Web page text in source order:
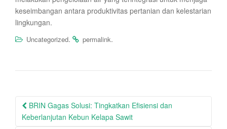
keseimbangan antara produktivitas pertanian dan kelestarian
lingkungan.
Uncategorized. permalink.
Post
navigation
BRIN Gagas Solusi: Tingkatkan Efisiensi dan
Keberlanjutan Kebun Kelapa Sawit